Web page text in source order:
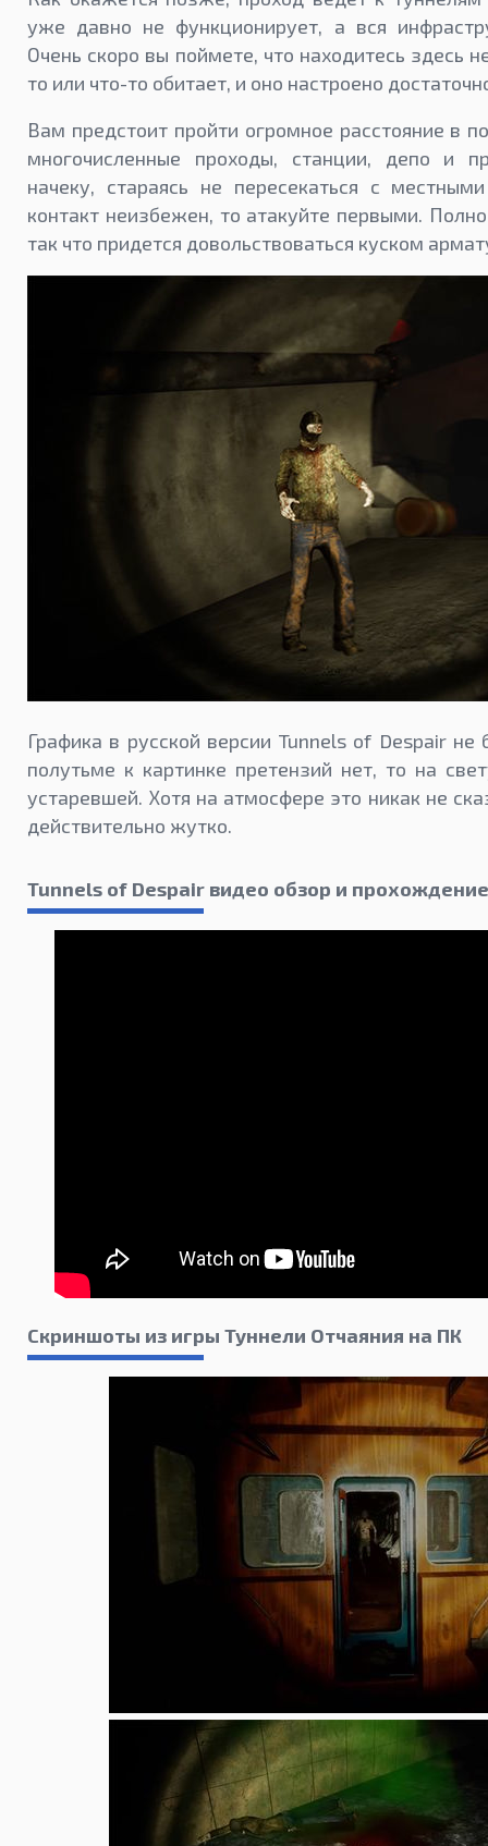
уже давно не функционирует, а вся
Очень скоро вы поймете, что находитесь здесь
то или что-то обитает, и оно настроено
Вам предстоит пройти огромное расстояние в
многочисленные проходы, станции, депо и
начеку, стараясь не пересекаться с
контакт неизбежен, то атакуйте первыми.
так что придется довольствоваться куском
Графика в русской версии Tunnels of Despair
полутьме к картинке претензий нет, то на
устаревшей. Хотя на атмосфере это никак не
действительно жутко.
Tunnels of Despair видео обзор и прохождение
Скриншоты из игры Туннели Отчаяния на ПК